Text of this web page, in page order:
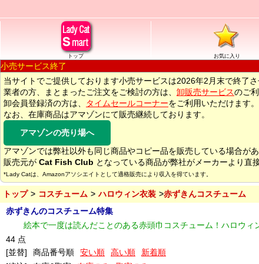
トップ お気に入り
小売サービス終了
当サイトでご提供しております小売サービスは2026年2月末で終了さ
業者の方、まとまったご注文をご検討の方は、 卸販売サービスのご
卸会員登録済の方は、
タイムセールコーナーをご利用いただけます。
なお、在庫商品はアマゾンにて販売継続しております。
アマゾンの売り場へ
アマゾンでは弊社以外も同じ商品やコピー品を販売している場合があ
販売元が Cat Fish Club となっている商品が弊社がメーカーより直
*Lady Catは、Amazonアソシエイトとして適格販売により収入を得ています。
トップ コスチューム ハロウィン衣装
赤ずきんコスチューム
赤ずきんのコスチューム特集
絵本で一度は読んだことのある赤頭巾コスチューム！ハロウィ
44 点
[並替]
商品番号順 安い順 高い順
新着順